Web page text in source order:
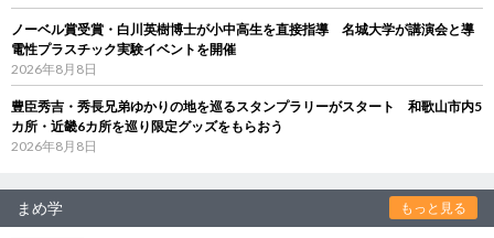
ノーベル賞受賞・白川英樹博士が小中高生を直接指導 名城大学が講演会と導
電性プラスチック実験イベントを開催
2026年8月8日
豊臣秀吉・秀長兄弟ゆかりの地を巡るスタンプラリーがスタート 和歌山市内5
カ所・近畿6カ所を巡り限定グッズをもらおう
2026年8月8日
まめ学 もっと見る